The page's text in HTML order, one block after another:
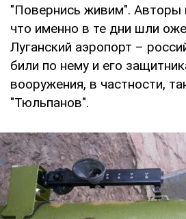
"Повернись живим". Авторы
что именно в те дни шли
Луганский аэропорт –
били по нему и его
вооружения, в частности,
"Тюльпанов".